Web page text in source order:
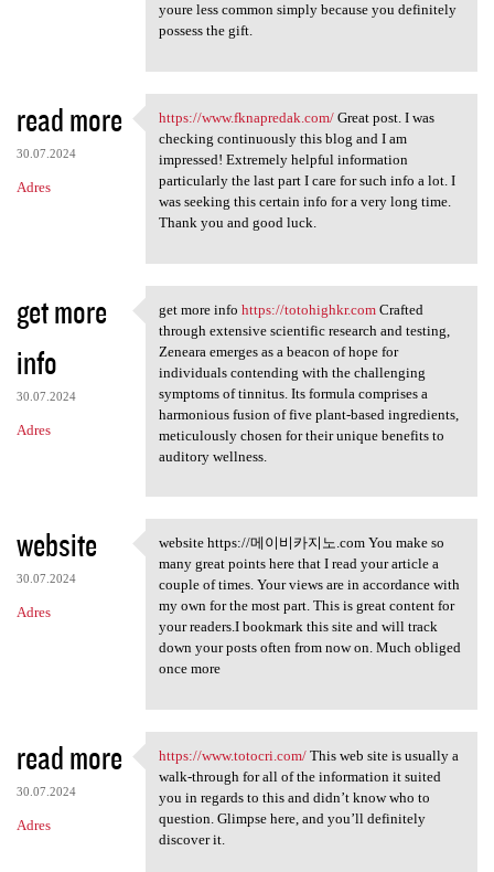
youre less common simply because you definitely
possess the gift.
read more
30.07.2024
Adres
https://www.fknapredak.com/
https://www.fknapredak.com/Great post. I was
checking continuously this blog and I am
impressed! Extremely helpful information
particularly the last part I care for such info a lot. I
was seeking this certain info for a very long time.
Thank you and good luck.
get more
info
30.07.2024
Adres
get more info https:/
get more info https://totohighkr.comCrafted
through extensive scientific research and testing,
Zeneara emerges as a beacon of hope for
individuals contending with the challenging
symptoms of tinnitus. Its formula comprises a
harmonious fusion of five plant-based ingredients,
meticulously chosen for their unique benefits to
auditory wellness.
website
30.07.2024
Adres
website https://메이비카지노.com
website https://메이비카지노.com You make so
many great points here that I read your article a
couple of times. Your views are in accordance with
my own for the most part. This is great content for
your readers.I bookmark this site and will track
down your posts often from now on. Much obliged
once more
read more
30.07.2024
Adres
https://www.totocri.com/ This
https://www.totocri.com/This web site is usually a
walk-through for all of the information it suited
you in regards to this and didn’t know who to
question. Glimpse here, and you’ll definitely
discover it.